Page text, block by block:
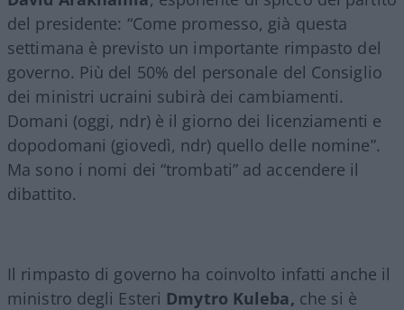
del presidente: “Come promesso, già questa
settimana è previsto un importante rimpasto del
governo. Più del 50% del personale del Consiglio
dei ministri ucraini subirà dei cambiamenti.
Domani (oggi, ndr) è il giorno dei licenziamenti e
dopodomani (giovedì, ndr) quello delle nomine”.
Ma sono i nomi dei “trombati” ad accendere il
dibattito.
Il rimpasto di governo ha coinvolto infatti anche il
ministro degli Esteri Dmytro Kuleba, che si è